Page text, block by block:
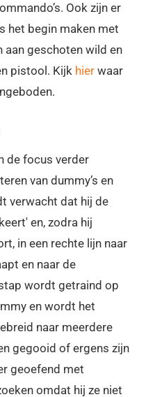
Ook zijn er
het begin maken met
aan geschoten wild en
pistool. Kijk hier waar
de focus verder
van dummy’s en
verwacht dat hij de
en, zodra hij
in een rechte lijn naar
en naar de
wordt getraind op
en wordt het
naar meerdere
gegooid of ergens zijn
geoefend met
omdat hij ze niet